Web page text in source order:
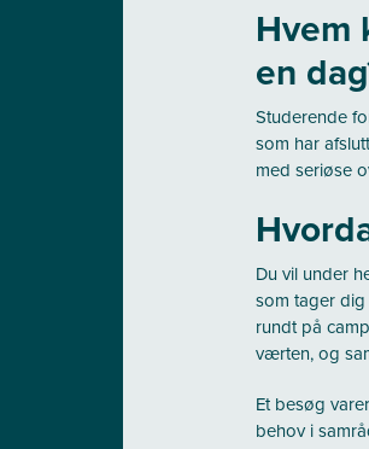
Hvem
en
Studerende
som har
med seriøse
Du vil under
som tager
rundt på
værten, og
Et besøg
behov i